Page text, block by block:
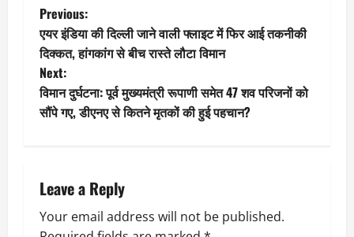
P
o
s
t
a
v
Previous:
एयर इंडिया की दिल्ली जाने वाली फ्लाइट में फिर आई तकनीकी
दिक्कत, हांगकांग से बीच रास्ते लौटा विमान
Next:
विमान दुर्घटना: पूर्व मुख्यमंत्री रूपाणी समेत 47 शव परिजनों को
सौंपे गए, डीएनए से कितने मृतकों की हुई पहचान?
Leave a Reply
Your email address will not be published.